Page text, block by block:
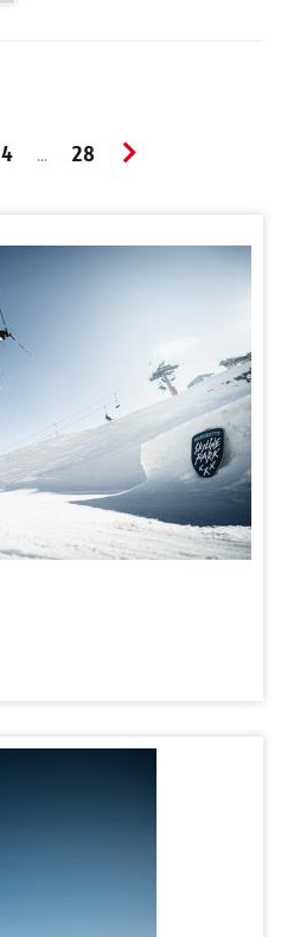
4 ... 28